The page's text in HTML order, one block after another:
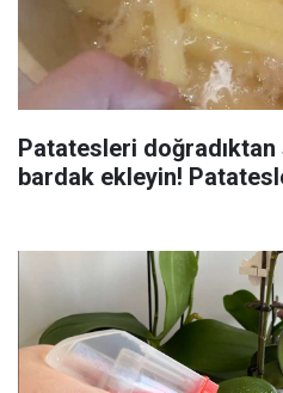
Patatesleri
bardak ekleyin!